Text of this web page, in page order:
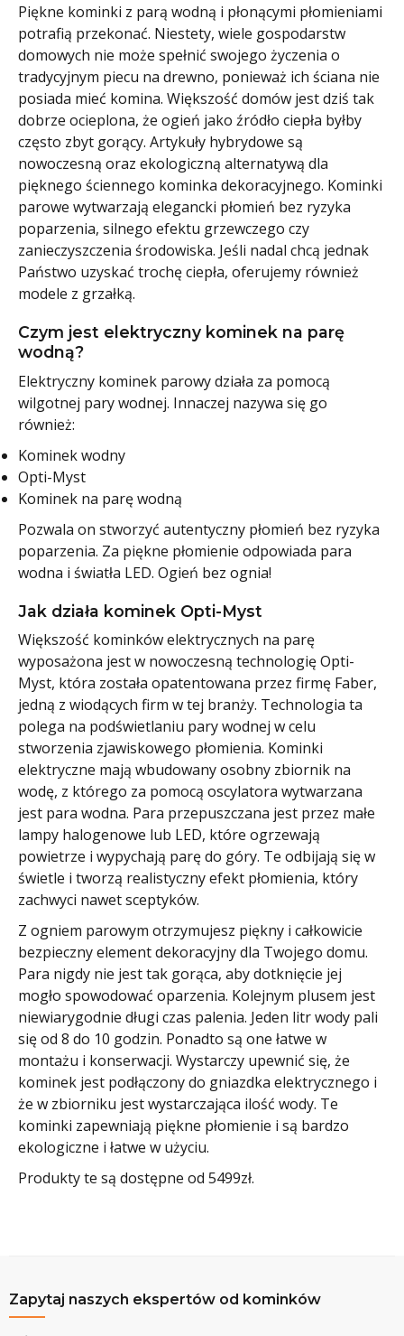
Piękne kominki z parą wodną i płonącymi płomieniami
potrafią przekonać. Niestety, wiele gospodarstw
domowych nie może spełnić swojego życzenia o
tradycyjnym piecu na drewno, ponieważ ich ściana nie
posiada mieć komina. Większość domów jest dziś tak
dobrze ocieplona, że ogień jako źródło ciepła byłby
często zbyt gorący. Artykuły hybrydowe są
nowoczesną oraz ekologiczną alternatywą dla
pięknego ściennego kominka dekoracyjnego. Kominki
parowe wytwarzają elegancki płomień bez ryzyka
poparzenia, silnego efektu grzewczego czy
zanieczyszczenia środowiska. Jeśli nadal chcą jednak
Państwo uzyskać trochę ciepła, oferujemy również
modele z grzałką.
Czym jest elektryczny kominek na parę
wodną?
Elektryczny kominek parowy działa za pomocą
wilgotnej pary wodnej. Innaczej nazywa się go
również:
Kominek wodny
Opti-Myst
Kominek na parę wodną
Pozwala on stworzyć autentyczny płomień bez ryzyka
poparzenia. Za piękne płomienie odpowiada para
wodna i światła LED. Ogień bez ognia!
Jak działa kominek Opti-Myst
Większość kominków elektrycznych na parę
wyposażona jest w nowoczesną technologię Opti-
Myst, która została opatentowana przez firmę Faber,
jedną z wiodących firm w tej branży. Technologia ta
polega na podświetlaniu pary wodnej w celu
stworzenia zjawiskowego płomienia. Kominki
elektryczne mają wbudowany osobny zbiornik na
wodę, z którego za pomocą oscylatora wytwarzana
jest para wodna. Para przepuszczana jest przez małe
lampy halogenowe lub LED, które ogrzewają
powietrze i wypychają parę do góry. Te odbijają się w
świetle i tworzą realistyczny efekt płomienia, który
zachwyci nawet sceptyków.
Z ogniem parowym otrzymujesz piękny i całkowicie
bezpieczny element dekoracyjny dla Twojego domu.
Para nigdy nie jest tak gorąca, aby dotknięcie jej
mogło spowodować oparzenia. Kolejnym plusem jest
niewiarygodnie długi czas palenia. Jeden litr wody pali
się od 8 do 10 godzin. Ponadto są one łatwe w
montażu i konserwacji. Wystarczy upewnić się, że
kominek jest podłączony do gniazdka elektrycznego i
że w zbiorniku jest wystarczająca ilość wody. Te
kominki zapewniają piękne płomienie i są bardzo
ekologiczne i łatwe w użyciu.
Produkty te są dostępne od 5499zł.
Zapytaj naszych ekspertów od kominków